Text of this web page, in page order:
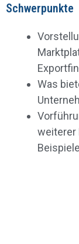
Schwerpunkte
Was
weiterer